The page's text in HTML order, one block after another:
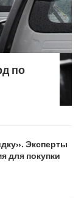
по
Эксперты
для покупки